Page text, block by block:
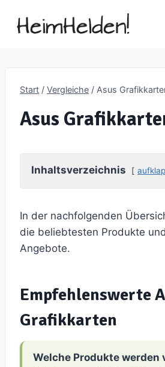
Inhalt
Start / Vergleiche / Asus
Asus
Inhaltsverzeichnis
In der nachfolgenden
die beliebtesten Produkte
Angebote.
Empfehlenswerte
Grafikkarten
Welche Produkte werden